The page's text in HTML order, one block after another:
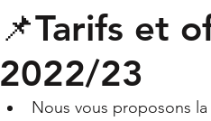
📌Tarifs et
2022/23
Nous vous proposons